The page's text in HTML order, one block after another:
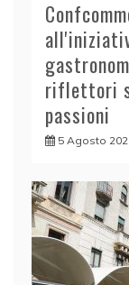
riflettori
passioni
5 Agosto